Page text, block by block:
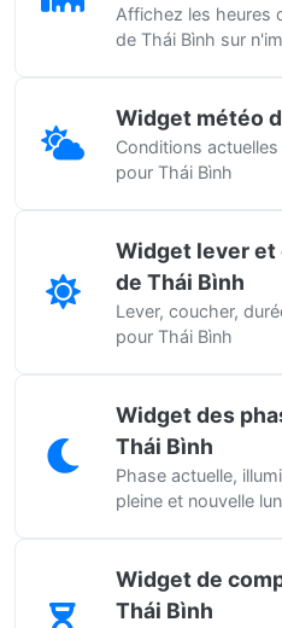
Affichez les heures
de Thái Bình sur
Widget météo
Conditions
pour Thái Bình
Widget lever et
de Thái Bình
Lever, coucher,
pour Thái Bình
Widget des
Thái Bình
Phase actuelle,
pleine et nouvelle
Widget de
Thái Bình